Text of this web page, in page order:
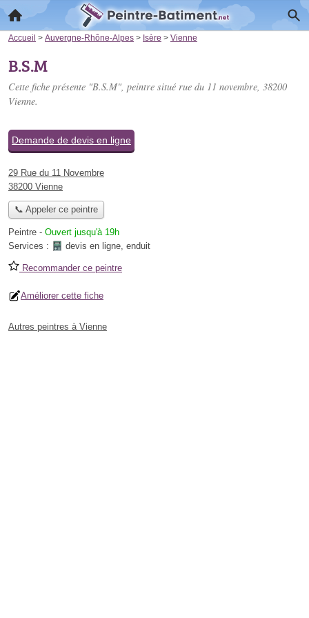
Accueil > Auvergne-Rhône-Alpes > Isère > Vienne
B.S.M
Cette fiche présente "B.S.M", peintre situé rue du 11 novembre, 38200
Vienne.
Demande de devis en ligne
29 Rue du 11 Novembre
38200 Vienne
📞 Appeler ce peintre
Peintre - Ouvert jusqu'à 19h
Services :
devis en ligne, enduit
Recommander ce peintre
Améliorer cette fiche
Autres peintres à Vienne